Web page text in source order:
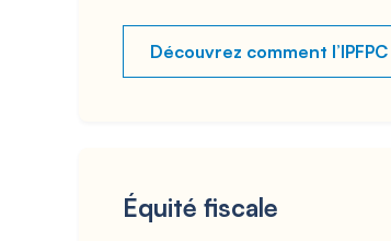
Découvrez comment
Équité fiscale